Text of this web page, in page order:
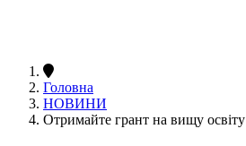
Головна
НОВИНИ
Отримайте грант на вищу освіту